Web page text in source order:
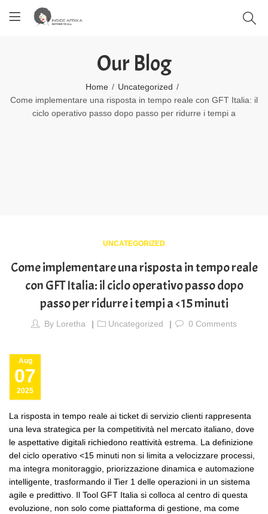
Our Blog
Home
Uncategorized
Come implementare una risposta in tempo reale con GFT Italia: il
ciclo operativo passo dopo passo per ridurre i tempi a
UNCATEGORIZED
Come implementare una risposta in tempo reale
con GFT Italia: il ciclo operativo passo dopo
passo per ridurre i tempi a <15 minuti
By Loretha Uncategorized 0 Comments
07
Aug
2025
La risposta in tempo reale ai ticket di servizio clienti rappresenta
una leva strategica per la competitività nel mercato italiano, dove
le aspettative digitali richiedono reattività estrema. La definizione
del ciclo operativo <15 minuti non si limita a velocizzare processi,
ma integra monitoraggio, priorizzazione dinamica e automazione
intelligente, trasformando il Tier 1 delle operazioni in un sistema
agile e predittivo. Il Tool GFT Italia si colloca al centro di questa
evoluzione, non solo come piattaforma di gestione, ma come